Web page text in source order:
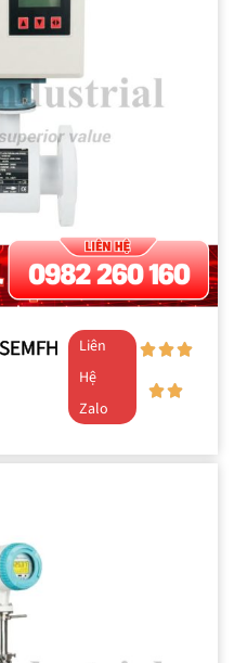
Liên
Hệ
Zalo